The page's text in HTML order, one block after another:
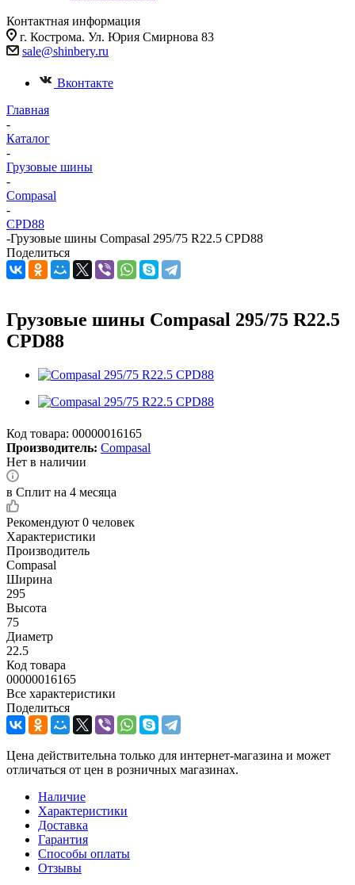
Контактная информация
г. Кострома. Ул. Юрия Смирнова 83
sale@shinbery.ru
Вконтакте
Главная
-
Каталог
-
Грузовые шины
-
Compasal
-
CPD88
-Грузовые шины Compasal 295/75 R22.5 CPD88
Поделиться
Грузовые шины Compasal 295/75 R22.5
CPD88
Код товара: 00000016165
Производитель: Compasal
Нет в наличии
в Сплит на 4 месяца
Рекомендуют 0 человек
Характеристики
Производитель
Compasal
Ширина
295
Высота
75
Диаметр
22.5
Код товара
00000016165
Все характеристики
Поделиться
Цена действительна только для интернет-магазина и может
отличаться от цен в розничных магазинах.
Наличие
Характеристики
Доставка
Гарантия
Способы оплаты
Отзывы